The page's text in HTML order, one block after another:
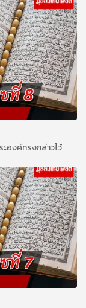
องค์ทรงกล่าวไว้